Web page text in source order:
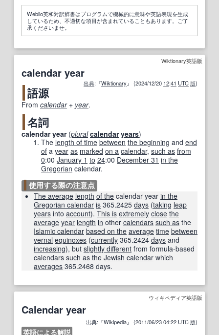
Weblio英和対訳辞書はプログラムで機械的に意味や英語表現を生成
しているため、不適切な項目が含まれていることもあります。ご了
承くださいませ。
Wiktionary英語版
calendar year
出典:『Wiktionary』 (2024/12/20 12:41 UTC 版)
語源
From calendar+‎ year.
名詞
calendar year(plural calendar years)
The length of time between the beginning and end
of a year as marked on a calendar, such as from
0:00 January 1 to 24:00 December 31 in the
Gregorian calendar.
使用する際の注意点
The average length of the calendar year in the
Gregorian calendar is 365.2425 days (taking leap
years into account). This is extremely close the
average year length in other calendars such as the
Islamic calendar based on the average time between
vernal equinoxes (currently 365.2424 days and
increasing), but slightly different from formula-based
calendars such as the Jewish calendar which
averages 365.2468 days.
ウィキペディア英語版
Calendar year
出典:『Wikipedia』 (2011/06/23 04:22 UTC 版)
英語による解説